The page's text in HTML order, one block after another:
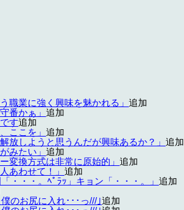
職業に強く興味を魅かれる」 追加
番かぁ」 追加
す追加
ここを」 追加
放しようと思うんだが興味あるか？」 追加
みたい」 追加
変換方式は非常に原始的」 追加
あわせて！」 追加
・・・。ﾍﾟﾗｯ」キョン「・・・。」 追加
のお尻に入れ･･･っ///｣追加